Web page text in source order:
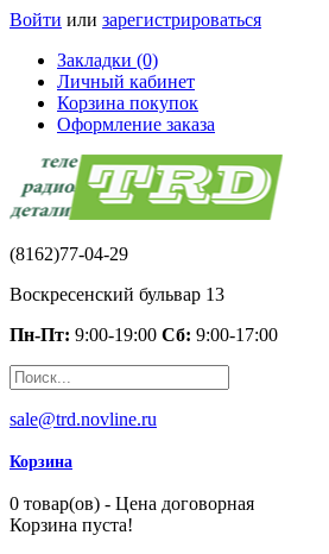
Войти или зарегистрироваться
Закладки (0)
Личный кабинет
Корзина покупок
Оформление заказа
(8162)77-04-29
Воскресенский бульвар 13
Пн-Пт: 9:00-19:00 Сб: 9:00-17:00
sale@trd.novline.ru
Корзина
0 товар(ов) - Цена договорная
Корзина пуста!